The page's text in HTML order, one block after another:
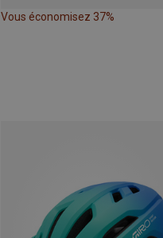
Vous économisez 37%